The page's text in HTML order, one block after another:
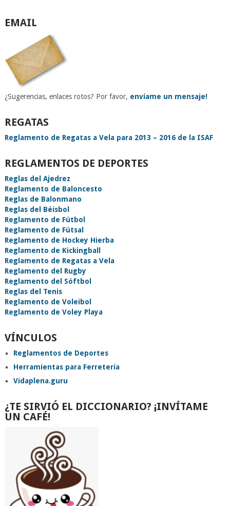
EMAIL
¿Sugerencias, enlaces rotos? Por favor, envíame un mensaje!
REGATAS
Reglamento de Regatas a Vela para 2013 – 2016 de la ISAF
REGLAMENTOS DE DEPORTES
Reglas del Ajedrez
Reglamento de Baloncesto
Reglas de Balonmano
Reglas del Béisbol
Reglamento de Fútbol
Reglamento de Fútsal
Reglamento de Hockey Hierba
Reglamento de Kickingball
Reglamento de Regatas a Vela
Reglamento del Rugby
Reglamento del Sóftbol
Reglas del Tenis
Reglamento de Voleibol
Reglamento de Voley Playa
VÍNCULOS
Reglamentos de Deportes
Herramientas para Ferretería
Vidaplena.guru
¿TE SIRVIÓ EL DICCIONARIO? ¡INVÍTAME
UN CAFÉ!